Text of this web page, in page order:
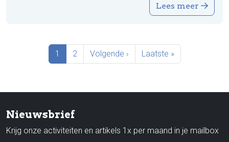
Lees meer
Paginering
Huidige pagina
1 Pagina
2 Volgende pagina
Volgende › Laatste pagina
Laatste »
Nieuwsbrief
Krijg onze activiteiten en artikels 1x per maand in je mailbox